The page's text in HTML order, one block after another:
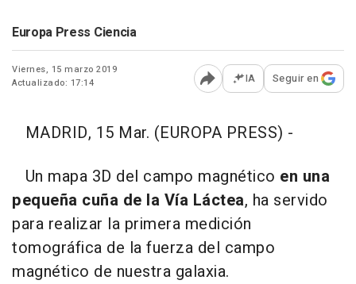
Europa Press Ciencia
Viernes, 15 marzo 2019
Actualizado: 17:14
Abrir opciones para
IA Seguir en
MADRID, 15 Mar. (EUROPA PRESS) -
Un mapa 3D del campo magnético en una
pequeña cuña de la Vía Láctea, ha servido
para realizar la primera medición
tomográfica de la fuerza del campo
magnético de nuestra galaxia.